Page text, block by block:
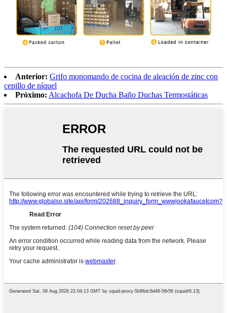
Anterior: Grifo monomando de cocina de aleación de zinc con
cepillo de níquel
Próximo: Alcachofa De Ducha Baño Duchas Termostáticas